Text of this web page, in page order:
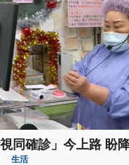
視同確診」今上路 盼
生活